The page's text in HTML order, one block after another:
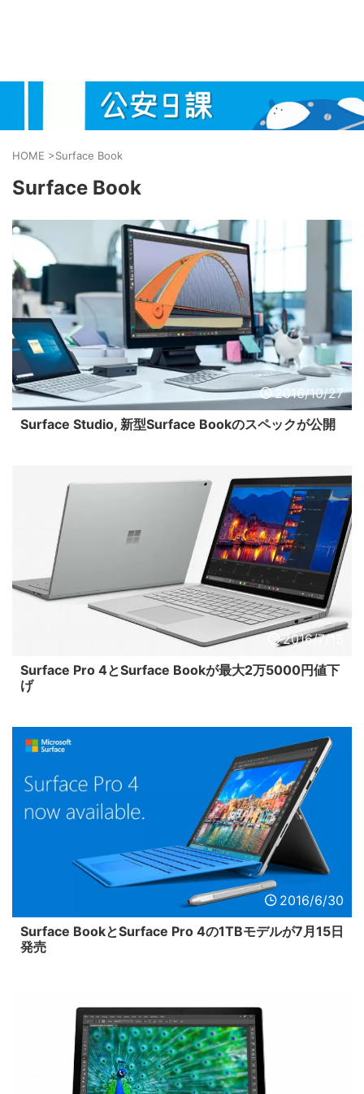
HOME >Surface Book
Surface Book
2016/10/27
Surface Studio, 新型Surface Bookのスペックが公開
2016/7/15
Surface Pro 4とSurface Bookが最大2万5000円値下
げ
2016/6/30
Surface BookとSurface Pro 4の1TBモデルが7月15日
発売